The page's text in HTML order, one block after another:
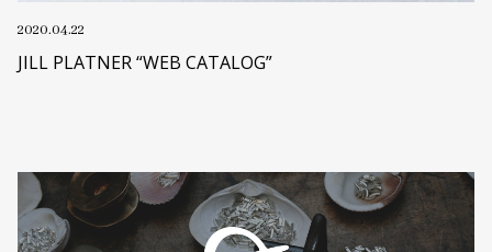
2020.04.22
JILL PLATNER “WEB CATALOG”